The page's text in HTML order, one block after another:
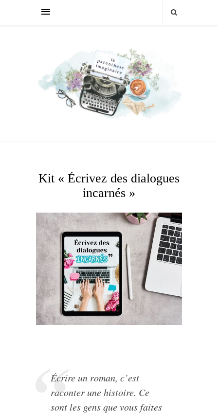
Kit « Écrivez des dialogues
incarnés »
Écrire un roman, c’est
raconter une histoire. Ce
sont les gens que vous faites